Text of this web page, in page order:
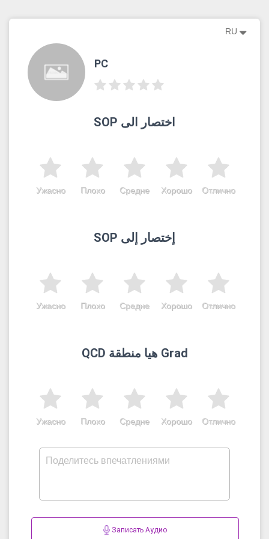
RU
PC
SOP اختصار الى
Отлично
Хорошо
Средне
Плохо
Ужасно
SOP إختصار إلى
Отлично
Хорошо
Средне
Плохо
Ужасно
QCD هيا منطقة Grad
Отлично
Хорошо
Средне
Плохо
Ужасно
Записать Аудио